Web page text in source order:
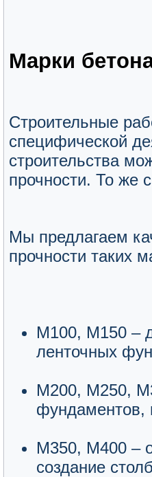
Марки
Строительные
специфической
строительства
прочности. То же
Мы предлагаем
прочности таких
М100, М150 –
ленточных
М200, М250,
фундаментов,
М350, М400 –
создание